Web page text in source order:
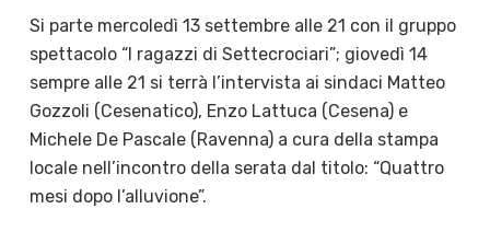
Si parte mercoledì 13 settembre alle 21 con il gruppo
spettacolo “I ragazzi di Settecrociari”; giovedì 14
sempre alle 21 si terrà l’intervista ai sindaci Matteo
Gozzoli (Cesenatico), Enzo Lattuca (Cesena) e
Michele De Pascale (Ravenna) a cura della stampa
locale nell’incontro della serata dal titolo: “Quattro
mesi dopo l’alluvione”.